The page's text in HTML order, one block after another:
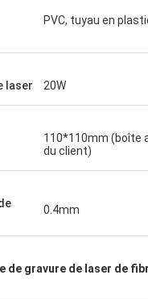
PVC, tuyau en
laser 20W
110*110mm (boîte
du client)
0.4mm
de gravure de laser de